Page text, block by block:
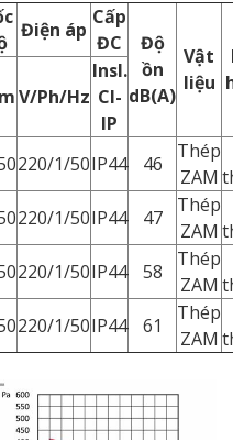
Điện áp
Cấp
ĐC
Độ
ồn
dB(A)
Vật
liệu
V/Ph/Hz
Insl.
Cl-
IP
220/1/50IP44 46
Thép
ZAM
220/1/50IP44 47
Thép
ZAM
220/1/50IP44 58
Thép
ZAM
220/1/50IP44 61
Thép
ZAM